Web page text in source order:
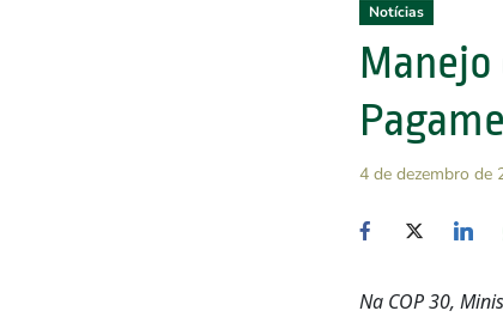
Notícias
4 de dezembro de
Na COP 30,